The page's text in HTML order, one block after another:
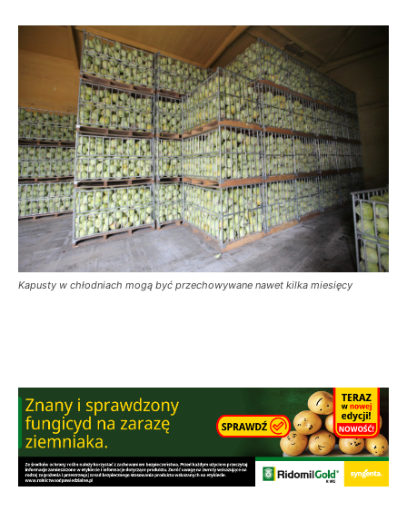
Kapusty w chłodniach mogą być przechowywane nawet kilka miesięcy